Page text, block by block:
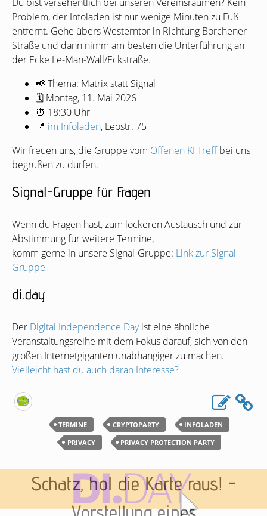
Problem, der Infoladen ist nur wenige Minuten zu Fuß
entfernt. Gehe übers Westerntor in Richtung Borchener
Straße und dann nimm am besten die Unterführung an
der Ecke Le-Man-Wall/Eckstraße.
📢 Thema: Matrix statt Signal
🗓 Montag, 11. Mai 2026
⏰ 18:30 Uhr
📍 im Infoladen, Leostr. 75
Wir freuen uns, die Gruppe vom Offenen KI Treffbei uns
begrüßen zu dürfen.
Signal-Gruppe für Fragen
Wenn du Fragen hast, zum lockeren Austausch und zur
Abstimmung für weitere Termine,
komm gerne in unsere Signal-Gruppe: Link zur Signal-
Gruppe
di.day
Der Digital Independence Dayist eine ähnliche
Veranstaltungsreihe mit dem Fokus darauf, sich von den
großen Internetgiganten unabhängiger zu machen.
Vielleicht hast du auch daran Interesse?
TERMINE CRYPTOPARTY
INFOLADEN
PRIVACY
PRIVACY PROTECTION PARTY
Schatz, hol die Karte raus! -